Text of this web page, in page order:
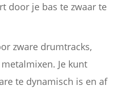
door je bas te zwaar te
zware drumtracks,
Je kunt
te dynamisch is en af